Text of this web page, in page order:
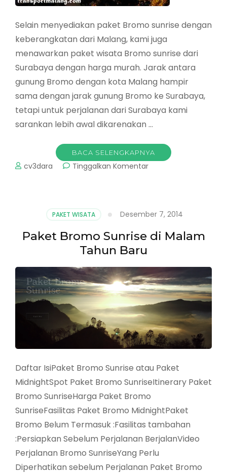
Selain menyediakan paket Bromo sunrise dengan
keberangkatan dari Malang, kami juga
menawarkan paket wisata Bromo sunrise dari
Surabaya dengan harga murah. Jarak antara
gunung Bromo dengan kota Malang hampir
sama dengan jarak gunung Bromo ke Surabaya,
tetapi untuk perjalanan dari Surabaya kami
sarankan lebih awal dikarenakan …
BACA SELENGKAPNYA
cv3dara Tinggalkan Komentarpada
Surabaya
PAKET WISATA Desember 7, 2014
Paket Bromo Sunrise di Malam
Tahun Baru
Daftar IsiPaket Bromo Sunrise atau Paket
MidnightSpot Paket Bromo SunriseItinerary Paket
Bromo SunriseHarga Paket Bromo
SunriseFasilitas Paket Bromo MidnightPaket
Bromo Belum Termasuk :Fasilitas tambahan
:Persiapkan Sebelum Perjalanan BerjalanVideo
Perjalanan Bromo SunriseYang Perlu
Diperhatikan sebelum Perjalanan Paket Bromo